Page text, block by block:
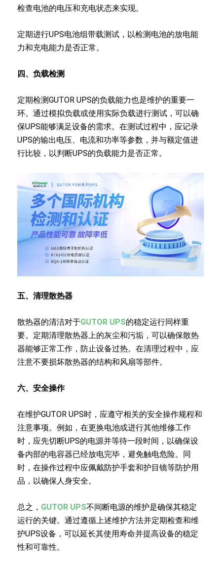
检查电池的电压和充电状态来实现。
定期进行UPS电池组带载测试，以检测电池的放电能
力和充电能力是否正常。
四、负载检测
定期检测GUTOR UPS的负载能力也是维护的重要一
环。通过模拟负载或使用实际负载进行测试，可以确
保UPS能够满足设备的需求。在测试过程中，应记录
UPS的输出电压、电流和功率等参数，并与额定值进
行比较，以判断UPS的负载能力是否正常。
五、清理散热器
散热器的清洁对于GUTOR UPS的稳定运行同样重
要。定期清理散热器上的灰尘和污垢，可以确保散热
器能够正常工作，防止设备过热。在清理过程中，应
注意不要损坏散热器的结构和风扇等部件。
六、安全操作
在维护GUTOR UPS时，应遵守相关的安全操作规程和
注意事项。例如，在更换电池或进行其他维修工作
时，应先切断UPS的电源并等待一段时间，以确保设
备内部的电容器已经放电完毕，避免触电危险。同
时，在操作过程中应佩戴防护手套和护目镜等防护用
品，以确保人身安全。
总之， GUTOR UPS不间断电源的维护是确保其稳定
运行的关键。通过遵循上述维护方法并定期检查和维
护UPS设备，可以延长其使用寿命并提高设备的稳定
性和可靠性。